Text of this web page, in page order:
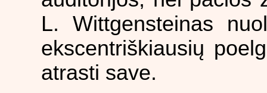
L. Wittgensteinas
ekscentriškiausių
atrasti save.